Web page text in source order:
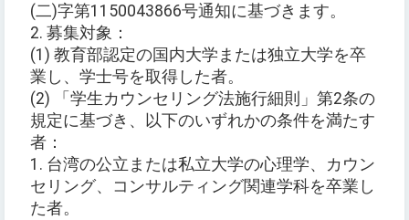
(二)字第1150043866号通知に基づきます。
2. 募集対象：
(1) 教育部認定の国内大学または独立大学を卒
業し、学士号を取得した者。
(2) 「学生カウンセリング法施行細則」第2条の
規定に基づき、以下のいずれかの条件を満たす
者：
1. 台湾の公立または私立大学の心理学、カウン
セリング、コンサルティング関連学科を卒業し
た者。